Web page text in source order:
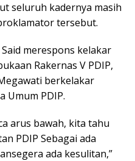
seluruh kadernya masih
tersebut.
merespons kelakar
Rakernas V PDIP,
berkelakar
Umum PDIP.
arus bawah, kita tahu
PDIP Sebagai ada
ada kesulitan,”